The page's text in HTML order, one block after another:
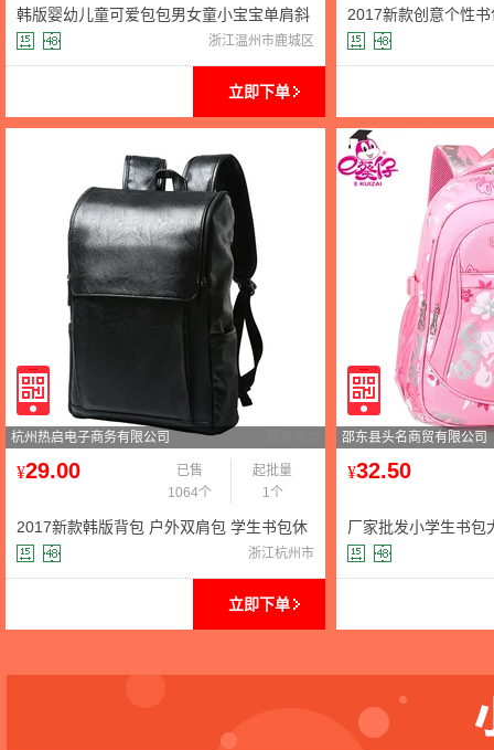
韩版婴幼儿童可爱包包男女童小宝宝单肩斜
挎包时尚公主小挎零钱包
浙江温州市鹿城区
立即下单
2017新款创意个性
肩背包 时尚潮流减
杭州热启电子商务有限公司
¥29.00
已售
1064个
起批量
1个
2017新款韩版背包 户外双肩包 学生书包休
闲包英伦电脑男包潮包
浙江杭州市
立即下单
邵东县头名商贸有限公司
¥32.50
厂家批发小学生书包
儿童学生双肩包外贸